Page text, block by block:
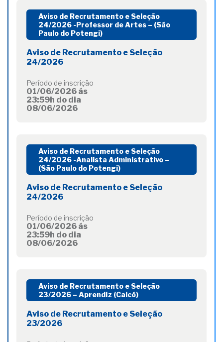
Aviso de Recrutamento e Seleção
24/2026 -Professor de Artes – (São
Paulo do Potengi)
Aviso de Recrutamento e Seleção
24/2026
Período de inscrição
01/06/2026 ás
23:59h do dia
08/06/2026
Aviso de Recrutamento e Seleção
24/2026 -Analista Administrativo –
(São Paulo do Potengi)
Aviso de Recrutamento e Seleção
24/2026
Período de inscrição
01/06/2026 ás
23:59h do dia
08/06/2026
Aviso de Recrutamento e Seleção
23/2026 – Aprendiz (Caicó)
Aviso de Recrutamento e Seleção
23/2026